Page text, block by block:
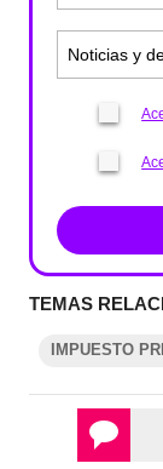
TEMAS
IMPUESTO